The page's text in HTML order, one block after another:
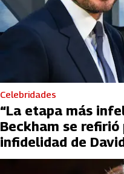
Celebridades
“La etapa más
Beckham se
infidelidad de